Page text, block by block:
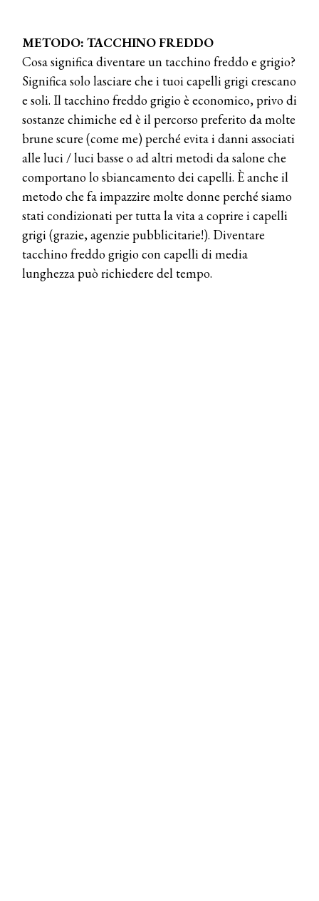
METODO: TACCHINO FREDDO
Cosa significa diventare un tacchino freddo e grigio?
Significa solo lasciare che i tuoi capelli grigi crescano
e soli. Il tacchino freddo grigio è economico, privo di
sostanze chimiche ed è il percorso preferito da molte
brune scure (come me) perché evita i danni associati
alle luci / luci basse o ad altri metodi da salone che
comportano lo sbiancamento dei capelli. È anche il
metodo che fa impazzire molte donne perché siamo
stati condizionati per tutta la vita a coprire i capelli
grigi (grazie, agenzie pubblicitarie!). Diventare
tacchino freddo grigio con capelli di media
lunghezza può richiedere del tempo.